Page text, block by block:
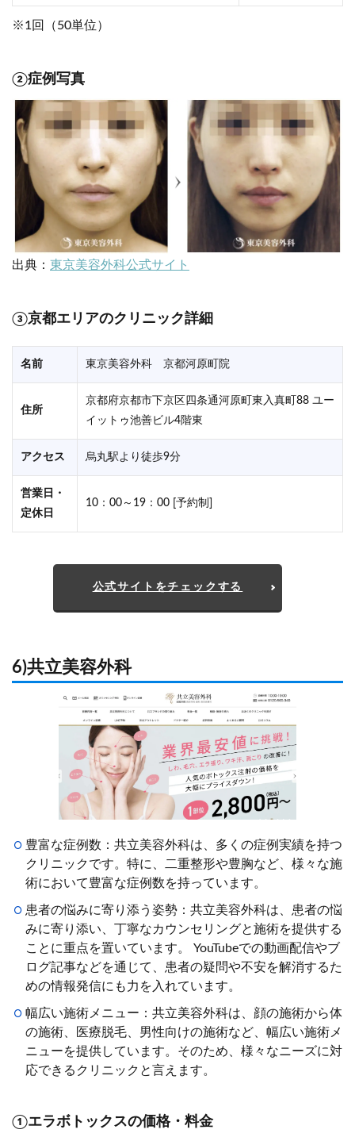
※1回（50単位）
②症例写真
出典： 東京美容外科公式サイト
③京都エリアのクリニック詳細
名前 東京美容外科 京都河原町院
住所
京都府京都市下京区四条通河原町東入真町88 ユー
イットゥ池善ビル4階東
アクセス 烏丸駅より徒歩9分
営業日・
定休日
10：00～19：00 [予約制]
公式サイトをチェックする
6)共立美容外科
豊富な症例数：共立美容外科は、多くの症例実績を持つ
クリニックです。特に、二重整形や豊胸など、様々な施
術において豊富な症例数を持っています。
患者の悩みに寄り添う姿勢：共立美容外科は、患者の悩
みに寄り添い、丁寧なカウンセリングと施術を提供する
ことに重点を置いています。 YouTubeでの動画配信やブ
ログ記事などを通じて、患者の疑問や不安を解消するた
めの情報発信にも力を入れています。
幅広い施術メニュー：共立美容外科は、顔の施術から体
の施術、医療脱毛、男性向けの施術など、幅広い施術メ
ニューを提供しています。そのため、様々なニーズに対
応できるクリニックと言えます。
①エラボトックスの価格・料金